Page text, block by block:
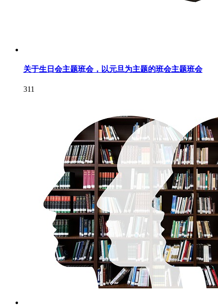
关于生日会主题班会，以元旦为主题的班会主题班会
311